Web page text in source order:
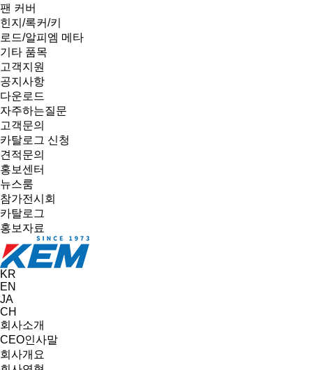
팬 커버
힌지/록커/키
로드/알피엠 메타
기타 품목
고객지원
공지사항
다운로드
자주하는질문
고객문의
카탈로그 신청
견적문의
홍보센터
뉴스룸
참가전시회
카탈로그
홍보자료
KR
EN
JA
CH
회사소개
CEO인사말
회사개요